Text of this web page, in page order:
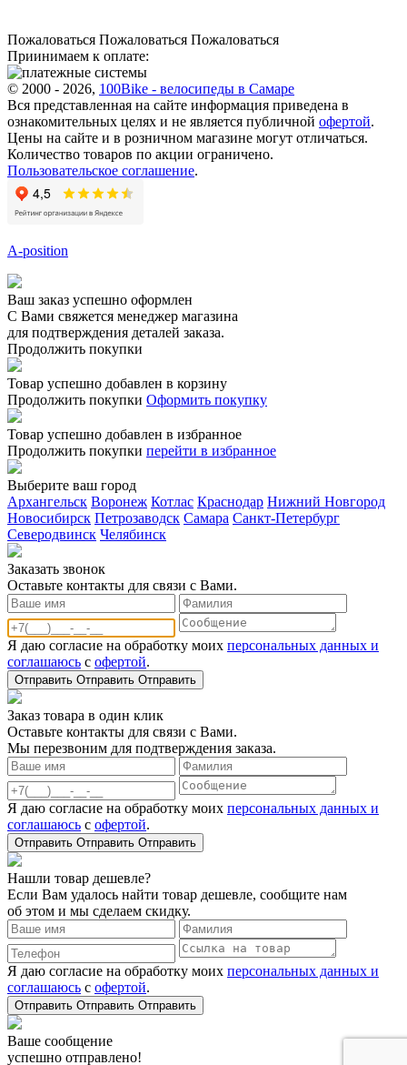
Пожаловаться Пожаловаться Пожаловаться
Приинимаем к оплате:
© 2000 - 2026, 100Bike - велосипеды в Самаре
Вся представленная на сайте информация приведена в
ознакомительных целях и не является публичной офертой.
Цены на сайте и в розничном магазине могут отличаться.
Количество товаров по акции ограничено.
Пользовательское соглашение.
A-position
Ваш заказ успешно оформлен
С Вами свяжется менеджер магазина
для подтверждения деталей заказа.
Продолжить покупки
Товар успешно добавлен в корзину
Продолжить покупки Оформить покупку
Товар успешно добавлен в избранное
Продолжить покупки перейти в избранное
Выберите ваш город
Архангельск Воронеж Котлас Краснодар Нижний Новгород
Новосибирск Петрозаводск Самара Санкт-Петербург
Северодвинск Челябинск
Заказать звонoк
Оставьте контакты для связи с Вами.
Я даю согласие на обработку моих персональных данных и
соглашаюсь с офертой.
Отправить Отправить Отправить
Заказ товара в один клик
Оставьте контакты для связи с Вами.
Мы перезвоним для подтверждения заказа.
Я даю согласие на обработку моих персональных данных и
соглашаюсь с офертой.
Отправить Отправить Отправить
Нашли товар дешевле?
Если Вам удалось найти товар дешевле, сообщите нам
об этом и мы сделаем скидку.
Я даю согласие на обработку моих персональных данных и
соглашаюсь с офертой.
Отправить Отправить Отправить
Ваше сообщение
успешно отправлено!